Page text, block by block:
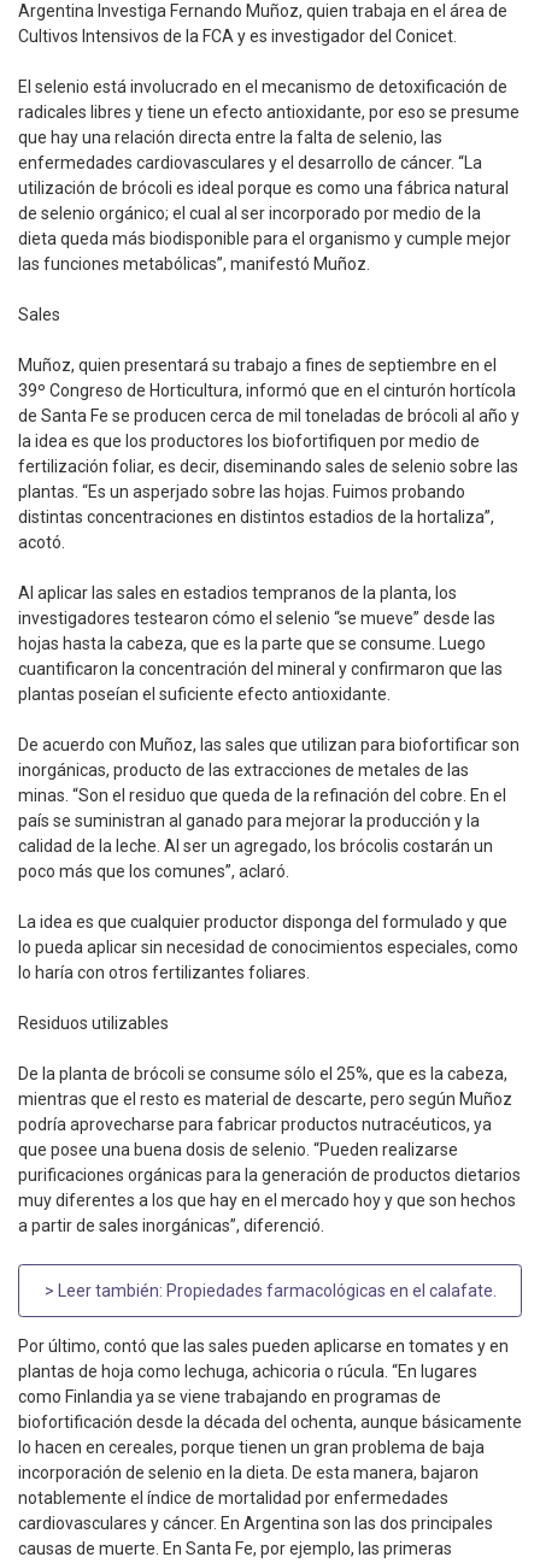
Argentina Investiga Fernando Muñoz, quien trabaja en el área de
Cultivos Intensivos de la FCA y es investigador del Conicet.
El selenio está involucrado en el mecanismo de detoxificación de
radicales libres y tiene un efecto antioxidante, por eso se presume
que hay una relación directa entre la falta de selenio, las
enfermedades cardiovasculares y el desarrollo de cáncer. “La
utilización de brócoli es ideal porque es como una fábrica natural
de selenio orgánico; el cual al ser incorporado por medio de la
dieta queda más biodisponible para el organismo y cumple mejor
las funciones metabólicas”, manifestó Muñoz.
Sales
Muñoz, quien presentará su trabajo a fines de septiembre en el
39º Congreso de Horticultura, informó que en el cinturón hortícola
de Santa Fe se producen cerca de mil toneladas de brócoli al año y
la idea es que los productores los biofortifiquen por medio de
fertilización foliar, es decir, diseminando sales de selenio sobre las
plantas. “Es un asperjado sobre las hojas. Fuimos probando
distintas concentraciones en distintos estadios de la hortaliza”,
acotó.
Al aplicar las sales en estadios tempranos de la planta, los
investigadores testearon cómo el selenio “se mueve” desde las
hojas hasta la cabeza, que es la parte que se consume. Luego
cuantificaron la concentración del mineral y confirmaron que las
plantas poseían el suficiente efecto antioxidante.
De acuerdo con Muñoz, las sales que utilizan para biofortificar son
inorgánicas, producto de las extracciones de metales de las
minas. “Son el residuo que queda de la refinación del cobre. En el
país se suministran al ganado para mejorar la producción y la
calidad de la leche. Al ser un agregado, los brócolis costarán un
poco más que los comunes”, aclaró.
La idea es que cualquier productor disponga del formulado y que
lo pueda aplicar sin necesidad de conocimientos especiales, como
lo haría con otros fertilizantes foliares.
Residuos utilizables
De la planta de brócoli se consume sólo el 25%, que es la cabeza,
mientras que el resto es material de descarte, pero según Muñoz
podría aprovecharse para fabricar productos nutracéuticos, ya
que posee una buena dosis de selenio. “Pueden realizarse
purificaciones orgánicas para la generación de productos dietarios
muy diferentes a los que hay en el mercado hoy y que son hechos
a partir de sales inorgánicas”, diferenció.
> Leer también: Propiedades farmacológicas en el calafate
Por último, contó que las sales pueden aplicarse en tomates y en
plantas de hoja como lechuga, achicoria o rúcula. “En lugares
como Finlandia ya se viene trabajando en programas de
biofortificación desde la década del ochenta, aunque básicamente
lo hacen en cereales, porque tienen un gran problema de baja
incorporación de selenio en la dieta. De esta manera, bajaron
notablemente el índice de mortalidad por enfermedades
cardiovasculares y cáncer. En Argentina son las dos principales
causas de muerte. En Santa Fe, por ejemplo, las primeras